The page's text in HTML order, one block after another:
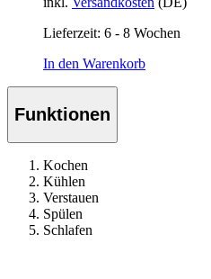
Lieferzeit: 6 - 8 Wochen
In den Warenkorb
Funktionen
Kochen
Kühlen
Verstauen
Spülen
Schlafen